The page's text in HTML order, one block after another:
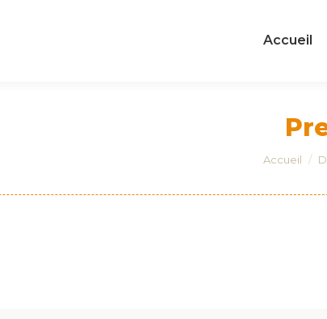
Accueil
Vous êtes
Accueil
Accueil